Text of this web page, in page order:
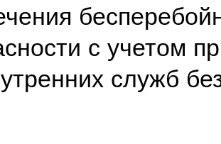
с учетом
служб